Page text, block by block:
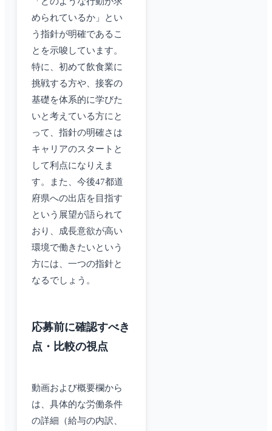
められているか」とい
う指針が明確であるこ
とを示唆しています。
特に、初めて飲食業に
挑戦する方や、接客の
基礎を体系的に学びた
いと考えている方にと
って、指針の明確さは
キャリアのスタートと
して利点になりえま
す。また、今後47都道
府県への出店を目指す
という展望が語られて
おり、成長意欲が高い
環境で働きたいという
方には、一つの指針と
なるでしょう。
応募前に確認すべき
点・比較の視点
動画および概要欄から
は、具体的な労働条件
の詳細（給与の内訳、